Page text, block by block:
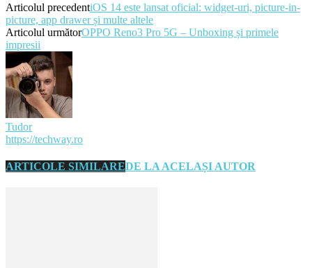
Articolul precedentiOS 14 este lansat oficial: widget-uri, picture-in-
picture, app drawer și multe altele
Articolul următorOPPO Reno3 Pro 5G – Unboxing și primele
impresii
Tudor
https://techway.ro
ARTICOLE SIMILAREDE LA ACELAȘI AUTOR